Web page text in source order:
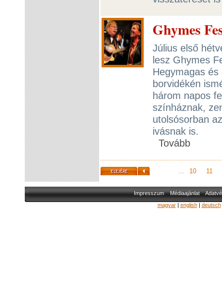
Ghymes
Július első
lesz Ghymes
Hegymagas
borvidékén
három napos
színháznak,
utolsósorban
ivásnak is.
Tovább
... 10 11
Impresszum Médiaajánlat
magyar| english| deutsch